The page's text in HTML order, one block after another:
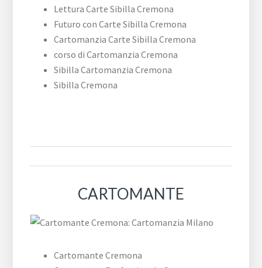
Lettura Carte Sibilla Cremona
Futuro con Carte Sibilla Cremona
Cartomanzia Carte Sibilla Cremona
corso di Cartomanzia Cremona
Sibilla Cartomanzia Cremona
Sibilla Cremona
CARTOMANTE
Cartomante Cremona